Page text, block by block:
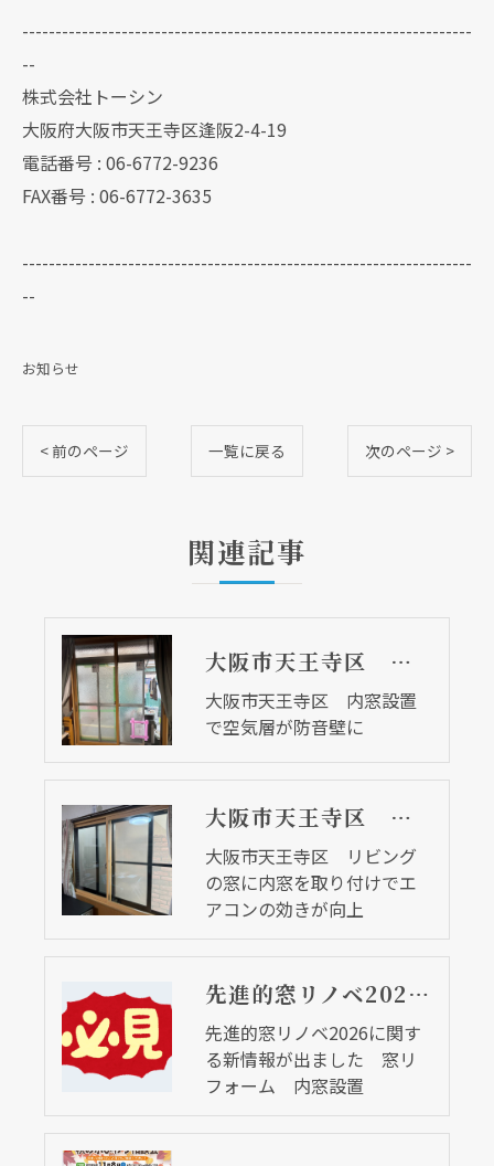
--------------------------------------------------------------------
--
株式会社トーシン
大阪府大阪市天王寺区逢阪2-4-19
電話番号 : 06-6772-9236
FAX番号 : 06-6772-3635
--------------------------------------------------------------------
--
お知らせ
< 前のページ 一覧に戻る 次のページ >
関連記事
大阪市天王寺区 内窓設置で空気層が防音壁に
大阪市天王寺区 内窓設置
で空気層が防音壁に
大阪市天王寺区 リビングの窓に内窓を取り付けでエアコンの効きが向上
大阪市天王寺区 リビング
の窓に内窓を取り付けでエ
アコンの効きが向上
先進的窓リノベ2026に関する新情報が出ました 窓リフォーム 内窓設置
先進的窓リノベ2026に関す
る新情報が出ました 窓リ
フォーム 内窓設置